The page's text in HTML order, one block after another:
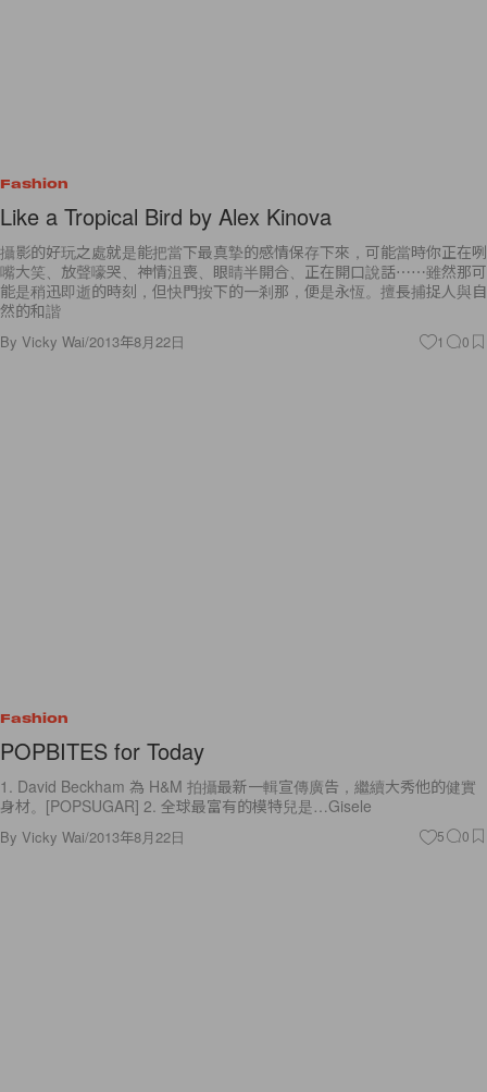
Fashion
Like a Tropical Bird by Alex Kinova
攝影的好玩之處就是能把當下最真摯的感情保存下來，可能當時你正在咧
嘴大笑、放聲嚎哭、神情沮喪、眼睛半開合、正在開口說話⋯⋯雖然那可
能是稍迅即逝的時刻，但快門按下的一剎那，便是永恆。擅長捕捉人與自
然的和諧
By Vicky Wai/2013年8月22日 1 0
Fashion
POPBITES for Today
1. David Beckham 為 H&M 拍攝最新一輯宣傳廣告，繼續大秀他的健實
身材。[POPSUGAR] 2. 全球最富有的模特兒是…Gisele
By Vicky Wai/2013年8月22日 5 0